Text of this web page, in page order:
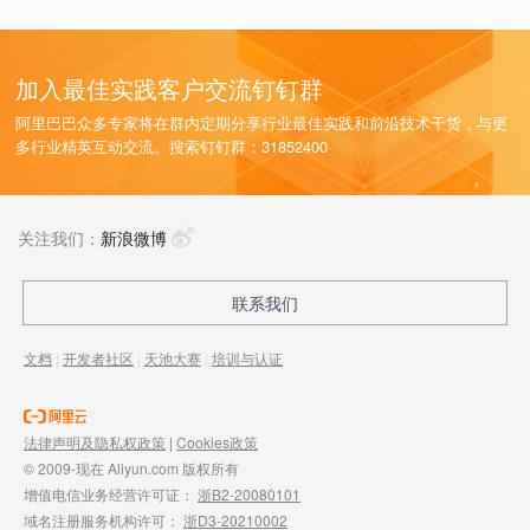
加入最佳实践客户交流钉钉群
阿里巴巴众多专家将在群内定期分享行业最佳实践和前沿技术干货，与更
多行业精英互动交流。搜索钉钉群：31852400